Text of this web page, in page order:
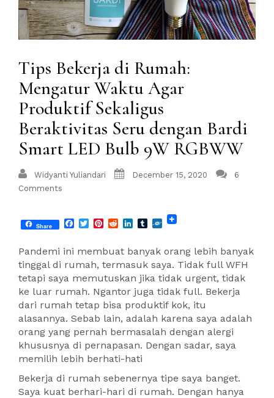
Tips Bekerja di Rumah:
Mengatur Waktu Agar
Produktif Sekaligus
Beraktivitas Seru dengan Bardi
Smart LED Bulb 9W RGBWW
Widyanti Yuliandari December 15, 2020
6
Comments
Share Facebook
TwitterPinterest
RedditLinkedIn
Tumblr
Folkd
Pandemi ini membuat banyak orang lebih banyak
tinggal di rumah, termasuk saya. Tidak full WFH
tetapi saya memutuskan jika tidak urgent, tidak
ke luar rumah. Ngantor juga tidak full. Bekerja
dari rumah tetap bisa produktif kok, itu
alasannya. Sebab lain, adalah karena saya adalah
orang yang pernah bermasalah dengan alergi
khususnya di pernapasan. Dengan sadar, saya
memilih lebih berhati-hati
Bekerja di rumah sebenernya tipe saya banget.
Saya kuat berhari-hari di rumah. Dengan hanya